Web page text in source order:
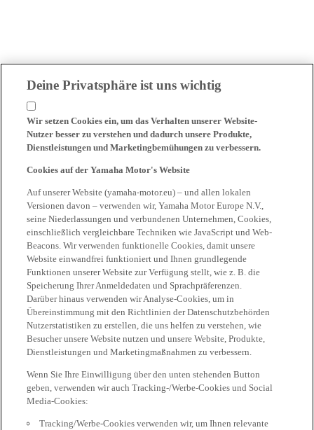
Deine Privatsphäre ist uns wichtig
Wir setzen Cookies ein, um das Verhalten unserer Website-
Nutzer besser zu verstehen und dadurch unsere Produkte,
Dienstleistungen und Marketingbemühungen zu verbessern.
Cookies auf der Yamaha Motor's Website
Auf unserer Website (yamaha-motor.eu) – und allen lokalen
Versionen davon – verwenden wir, Yamaha Motor Europe N.V.,
seine Niederlassungen und verbundenen Unternehmen, Cookies,
einschließlich vergleichbare Techniken wie JavaScript und Web-
Beacons. Wir verwenden funktionelle Cookies, damit unsere
Website einwandfrei funktioniert und Ihnen grundlegende
Funktionen unserer Website zur Verfügung stellt, wie z. B. die
Speicherung Ihrer Anmeldedaten und Sprachpräferenzen.
Darüber hinaus verwenden wir Analyse-Cookies, um in
Übereinstimmung mit den Richtlinien der Datenschutzbehörden
Nutzerstatistiken zu erstellen, die uns helfen zu verstehen, wie
Besucher unsere Website nutzen und unsere Website, Produkte,
Dienstleistungen und Marketingmaßnahmen zu verbessern.
Wenn Sie Ihre Einwilligung über den unten stehenden Button
geben, verwenden wir auch Tracking-/Werbe-Cookies und Social
Media-Cookies:
Tracking/Werbe-Cookies verwenden wir, um Ihnen relevante